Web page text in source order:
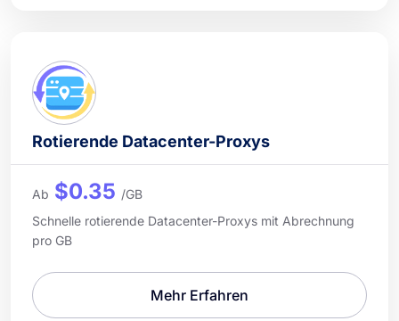
Rotierende Datacenter-Proxys
Ab $0.35 /GB
Schnelle rotierende Datacenter-Proxys mit Abrechnung
pro GB
Mehr Erfahren